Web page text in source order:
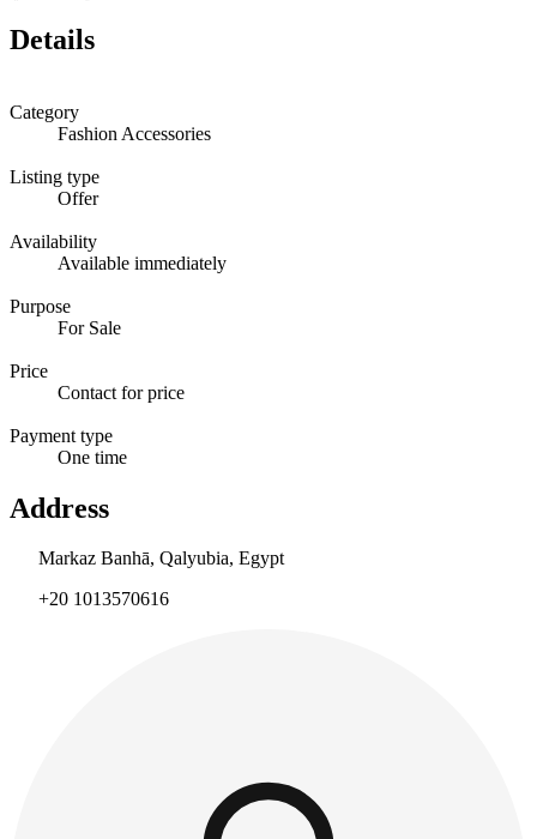
Details
Category
Fashion Accessories
Listing type
Offer
Availability
Available immediately
Purpose
For Sale
Price
Contact for price
Payment type
One time
Address
Markaz Banhā, Qalyubia, Egypt
+20 1013570616